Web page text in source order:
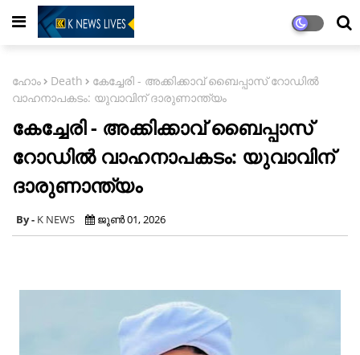
ഹോം Death
കേച്ചേരി - അക്കിക്കാവ് ബൈപ്പാസ് റോഡിൽ
വാഹനാപകടം: യുവാവിന് ദാരുണാന്ത്യം
കേച്ചേരി - അക്കിക്കാവ് ബൈപ്പാസ്
റോഡിൽ വാഹനാപകടം: യുവാവിന്
ദാരുണാന്ത്യം
K NEWS ജൂൺ 01, 2026